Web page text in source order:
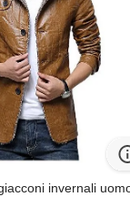
invernali